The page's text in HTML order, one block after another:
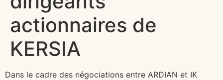
actionnaires de
KERSIA
Dans le cadre des négociations entre ARDIAN et IK